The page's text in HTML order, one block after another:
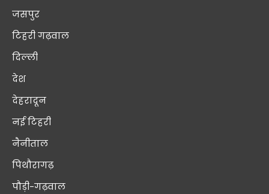
जसपुर
टिहरी गढ़वाल
दिल्ली
देश
देहरादून
नई टिहरी
नैनीताल
पिथौरागढ़
पौड़ी-गढ़वाल